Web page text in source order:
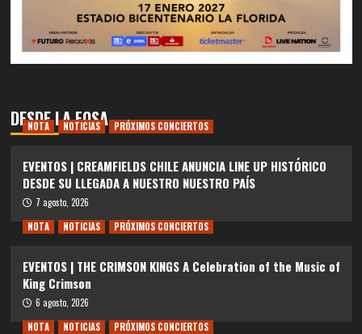
DESDE LA FOSA
NOTA NOTICIAS PRÓXIMOS CONCIERTOS
EVENTOS | CREAMFIELDS CHILE ANUNCIA LINE UP HISTÓRICO
DESDE SU LLEGADA A NUESTRO NUESTRO PAÍS
7 agosto, 2026
NOTA
NOTICIAS PRÓXIMOS CONCIERTOS
EVENTOS | THE CRIMSON KINGS A Celebration of the Music of
King Crimson
6 agosto, 2026
NOTA
NOTICIAS PRÓXIMOS CONCIERTOS